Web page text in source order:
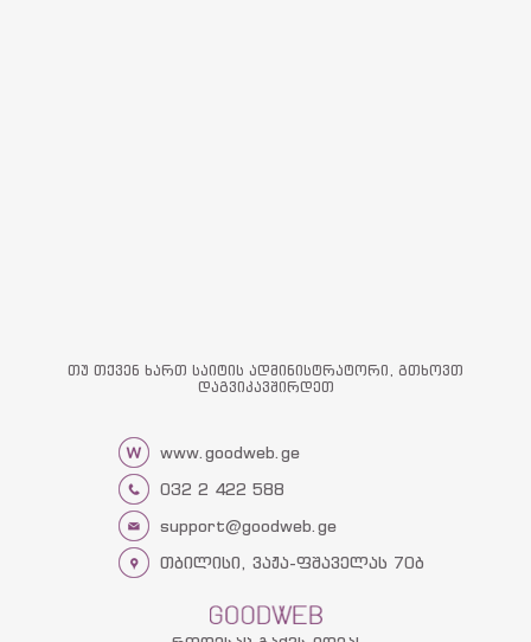
თუ თქვენ ხართ საიტის ადმინისტრატორი, გთხოვთ
დაგვიკავშირდეთ
www.goodweb.ge
032 2 422 588
support@goodweb.ge
თბილისი, ვაჟა-ფშაველას 70ბ